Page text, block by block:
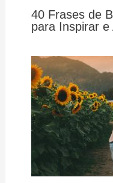
40 Frases de
para Inspirar